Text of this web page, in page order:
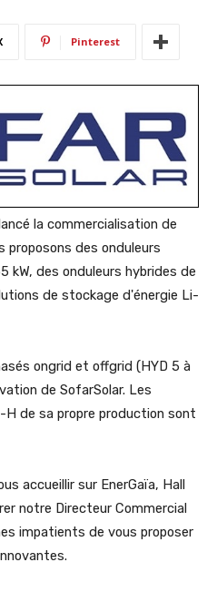
Pinterest
la commercialisation de
proposons des onduleurs
kW, des onduleurs hybrides de
de stockage d'énergie Li-
ongrid et offgrid (HYD 5 à
de SofarSolar. Les
de sa propre production sont
accueillir sur EnerGaïa, Hall
notre Directeur Commercial
impatients de vous proposer